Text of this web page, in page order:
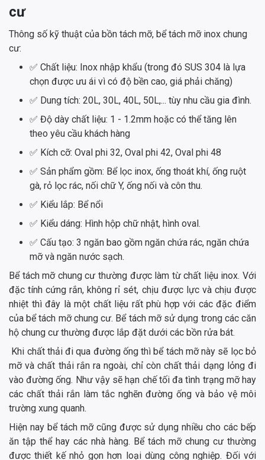
cư
Thông số kỹ thuật của bồn tách mỡ, bể tách mỡ inox chung
cư:
✅ Chất liệu: Inox nhập khẩu (trong đó SUS 304 là lựa
chọn được ưu ái vì có độ bền cao, giá phải chăng)
✅ Dung tích: 20L, 30L, 40L, 50L,... tùy nhu cầu gia đình.
✅ Độ dày chất liệu: 1 - 1.2mm hoặc có thể tăng lên
theo yêu cầu khách hàng
✅ Kích cỡ: Oval phi 32, Oval phi 42, Oval phi 48
✅ Sản phẩm gồm: Bể lọc inox, ống thoát khí, ống ruột
gà, rỏ lọc rác, nối chữ Y, ống nối và côn thu.
✅ Kiểu lắp: Bể nổi
✅ Kiểu dáng: Hình hộp chữ nhật, hình oval.
✅ Cấu tạo: 3 ngăn bao gồm ngăn chứa rác, ngăn chứa
mỡ và ngăn nước sạch.
Bể tách mỡ chung cư thường được làm từ chất liệu inox. Với
đặc tính cứng rắn, không rỉ sét, chịu được lực và chịu được
nhiệt thì đây là một chất liệu rất phù hợp với các đặc điểm
của bể tách mỡ chung cư. Bể tách mỡ sử dụng trong các căn
hộ chung cư thường được lắp đặt dưới các bồn rửa bát.
Khi chất thải đi qua đường ống thì bể tách mỡ này sẽ lọc bỏ
mỡ và chất thải rắn ra ngoài, chỉ còn chất thải dạng lỏng đi
vào đường ống. Như vậy sẽ hạn chế tối đa tình trạng mỡ hay
các chất thải rắn làm tắc nghẽn đường ống và bảo vệ môi
trường xung quanh.
Hiện nay bể tách mỡ cũng được sử dụng nhiều cho các bếp
ăn tập thể hay các nhà hàng. Bể tách mỡ chung cư thường
được thiết kế nhỏ gọn hơn loại dùng công nghiệp. Đối với